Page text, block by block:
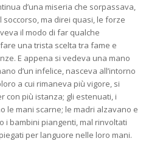
d’una miseria che sorpassava,
ma direi quasi, le forze
il modo di far qualche
una trista scelta tra fame e
E appena si vedeva una mano
d’un infelice, nasceva all’intorno
a cui rimaneva più vigore, si
con più istanza; gli estenuati, i
le mani scarne; le madri alzavano e
i bambini piangenti, mal rinvoltati
per languore nelle loro mani.